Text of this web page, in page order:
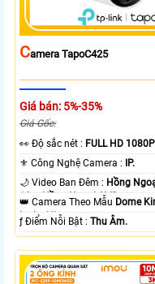
CAmera TapoC425
Giá bán: 5%-35%
Giá Gốc:
️👀 Độ sắc nét : FULL HD
⚜️ Công Nghệ Camera : IP.
🌙 Video Ban Đêm : Hồng
10m Hồng Ngoại SMD.
👑 Camera Theo Mẫu Dome
loại + Nhựa.
️ƒ Điểm Nỗi Bật :Thu Âm.